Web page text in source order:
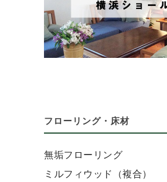
フローリング・床材
無垢フローリング
ミルフィウッド（複合）